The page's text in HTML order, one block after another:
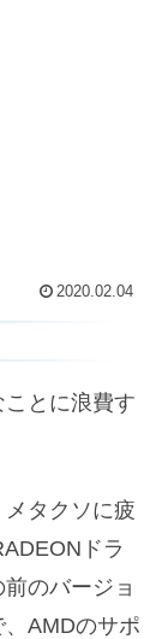
2020.02.04
とに浪費す
タクソに疲
ドラ
のバージョ
AMDのサポ